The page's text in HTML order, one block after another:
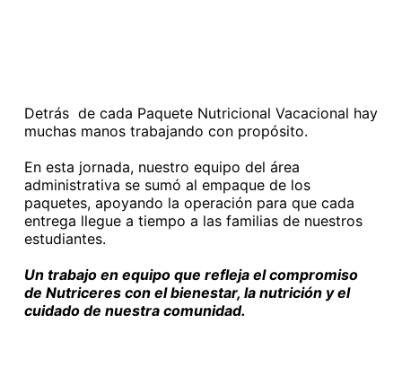
Detrás de cada Paquete Nutricional Vacacional hay
muchas manos trabajando con propósito.
En esta jornada, nuestro equipo del área
administrativa se sumó al empaque de los
paquetes, apoyando la operación para que cada
entrega llegue a tiempo a las familias de nuestros
estudiantes.
Un trabajo en equipo que refleja el compromiso
de Nutriceres con el bienestar, la nutrición y el
cuidado de nuestra comunidad.